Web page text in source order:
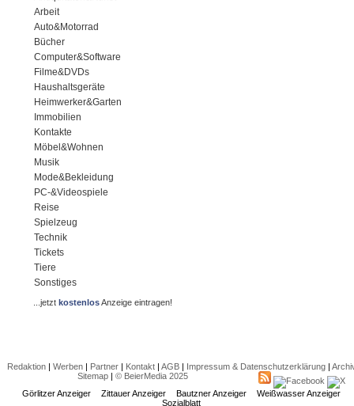
Arbeit
Auto&Motorrad
Bücher
Computer&Software
Filme&DVDs
Haushaltsgeräte
Heimwerker&Garten
Immobilien
Kontakte
Möbel&Wohnen
Musik
Mode&Bekleidung
PC-&Videospiele
Reise
Spielzeug
Technik
Tickets
Tiere
Sonstiges
...jetztkostenlosAnzeige eintragen!
Redaktion| Werben| Partner| Kontakt| AGB| Impressum & Datenschutzerklärung|
Sitemap| © BeierMedia 2025
Görlitzer Anzeiger
Zittauer Anzeiger Bautzner Anzeiger
Weißwasser Anzeiger
Sozialblatt